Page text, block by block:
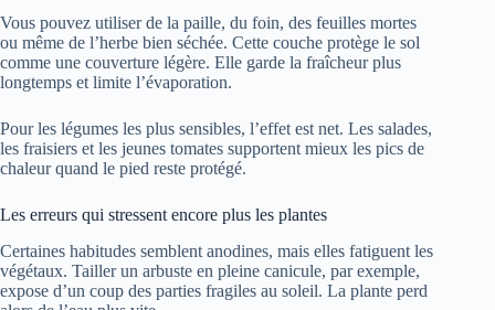
Vous pouvez utiliser de la paille, du foin, des feuilles mortes
ou même de l’herbe bien séchée. Cette couche protège le sol
comme une couverture légère. Elle garde la fraîcheur plus
longtemps et limite l’évaporation.
Pour les légumes les plus sensibles, l’effet est net. Les salades,
les fraisiers et les jeunes tomates supportent mieux les pics de
chaleur quand le pied reste protégé.
Les erreurs qui stressent encore plus les plantes
Certaines habitudes semblent anodines, mais elles fatiguent les
végétaux. Tailler un arbuste en pleine canicule, par exemple,
expose d’un coup des parties fragiles au soleil. La plante perd